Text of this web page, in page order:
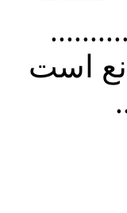
از
است